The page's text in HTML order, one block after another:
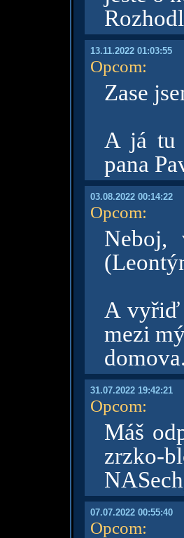
13.11.2022 01:03:55
Opcom:
Zase
A já tu
pana
03.08.2022 00:14:22
Opcom:
Neboj,
A vyřiď
mezi
domova.
31.07.2022 19:42:21
Opcom:
Máš
zrzko-
07.07.2022 00:55:40
Opcom: